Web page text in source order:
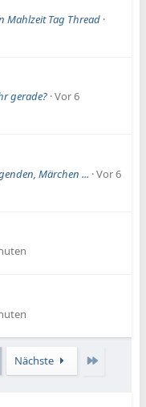
Mahlzeit Tag Thread
gerade? Vor 6
Märchen ... Vor 6
Nächste